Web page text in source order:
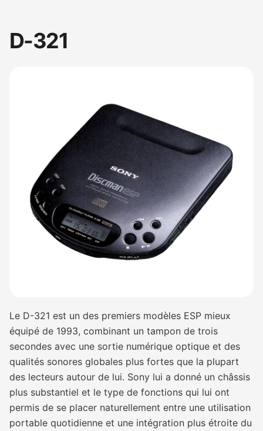
D-321
Le D-321 est un des premiers modèles ESP mieux
équipé de 1993, combinant un tampon de trois
secondes avec une sortie numérique optique et des
qualités sonores globales plus fortes que la plupart
des lecteurs autour de lui. Sony lui a donné un châssis
plus substantiel et le type de fonctions qui lui ont
permis de se placer naturellement entre une utilisation
portable quotidienne et une intégration plus étroite du